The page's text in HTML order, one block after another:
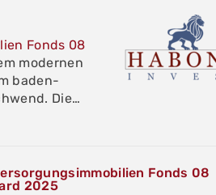
Fonds 08
modernen
baden-
Die…
Fonds 08
2025